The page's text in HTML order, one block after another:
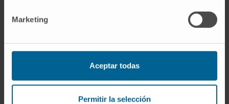
Marketing
Aceptar todas
Permitir la selección
Terapia celular adoptiva